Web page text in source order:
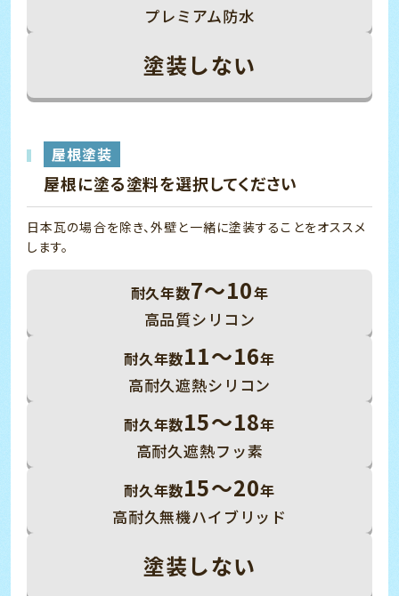
プレミアム防水
塗装しない
屋根塗装
屋根に塗る塗料を選択してください
日本瓦の場合を除き、外壁と一緒に塗装することをオススメ
します。
耐久年数7～10年
高品質シリコン
耐久年数11～16年
高耐久遮熱シリコン
耐久年数15～18年
高耐久遮熱フッ素
耐久年数15～20年
高耐久無機ハイブリッド
塗装しない